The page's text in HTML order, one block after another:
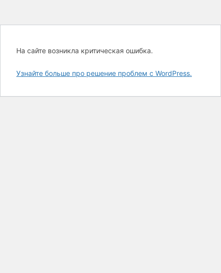
На сайте возникла критическая ошибка.
Узнайте больше про решение проблем с WordPress.